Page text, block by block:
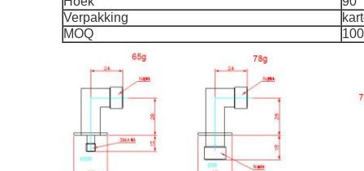
Verpakking
MOQ
100